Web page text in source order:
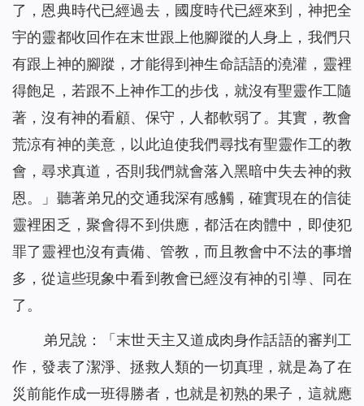
了，恩典時代已經過去，國度時代已經來到，神把全
宇的靈都收回作在末世跟上他腳蹤的人身上，我們只
有跟上神的腳蹤，才能得到神生命話語的澆灌，靈裡
得飽足，若跟不上神作工的步伐，就沒有聖靈作工隨
著，沒有神的看顧、保守，人都軟弱了。其實，教會
荒涼有神的美意，以此迫使我們尋找有聖靈作工的教
會，尋求真道，否則我們就會落入黑暗中失去神的救
恩。」聽著弟兄的交通我深有感觸，確實現在的信徒
靈裡困乏，聚會得不到供應，都活在肉體中，即使犯
罪了靈裡也沒有責備、管教，而且教會中不法的事增
多，從這些現象中看到教會已經沒有神的引導、同在
了。
弟兄說：「末世天主又道成肉身作話語的審判工
作，發表了潔淨、拯救人類的一切真理，就是為了在
災前能作成一班得勝者，也就是初熟的果子，這就應